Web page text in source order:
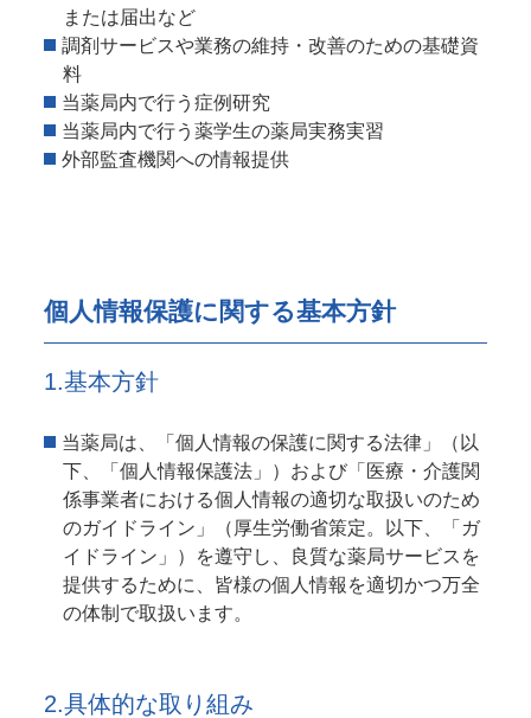
または届出など
調剤サービスや業務の維持・改善のための基礎資
料
当薬局内で行う症例研究
当薬局内で行う薬学生の薬局実務実習
外部監査機関への情報提供
個人情報保護に関する基本方針
1.基本方針
当薬局は、「個人情報の保護に関する法律」（以
下、「個人情報保護法」）および「医療・介護関
係事業者における個人情報の適切な取扱いのため
のガイドライン」（厚生労働省策定。以下、「ガ
イドライン」）を遵守し、良質な薬局サービスを
提供するために、皆様の個人情報を適切かつ万全
の体制で取扱います。
2.具体的な取り組み